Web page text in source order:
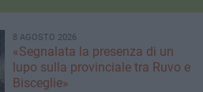
8 AGOSTO 2026
«Segnalata la presenza di un
lupo sulla provinciale tra Ruvo e
Bisceglie»